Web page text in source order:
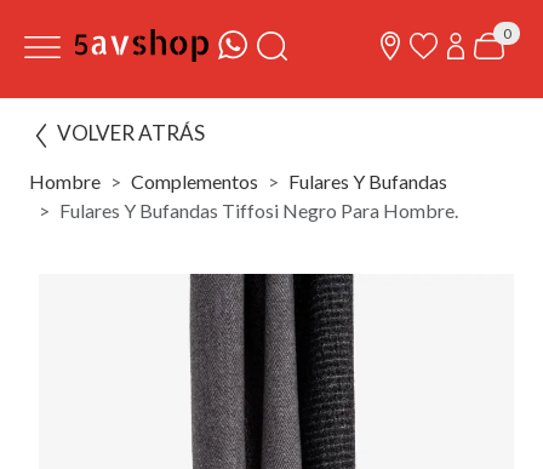
0
VOLVER ATRÁS
Hombre Complementos
Fulares Y Bufandas
Fulares Y Bufandas Tiffosi Negro Para Hombre.